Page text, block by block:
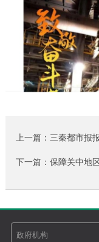
上一篇：三秦都市报
下一篇：保障关中地